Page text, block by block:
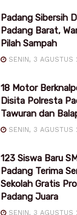
Padang Sibersih
Padang Barat,
Pilah Sampah
SENIN, 3 AGUSTUS
18 Motor
Disita Polresta
Tawuran dan
SENIN, 3 AGUSTUS
123 Siswa Baru
Padang Terima
Sekolah Gratis
Padang Juara
SENIN, 3 AGUSTUS